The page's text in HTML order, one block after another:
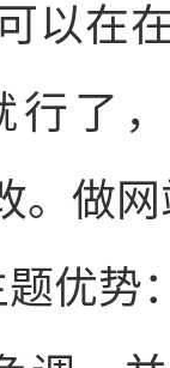
以在
行了
。做
优势